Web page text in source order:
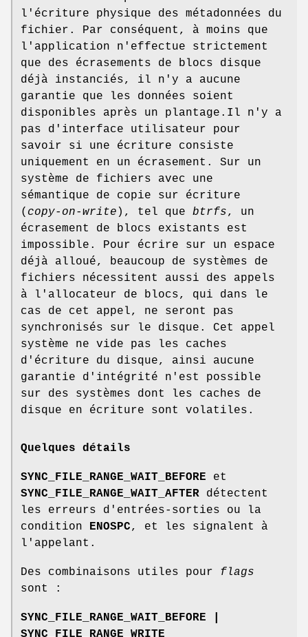
l'écriture physique des métadonnées du
fichier. Par conséquent, à moins que
l'application n'effectue strictement
que des écrasements de blocs disque
déjà instanciés, il n'y a aucune
garantie que les données soient
disponibles après un plantage.Il n'y a
pas d'interface utilisateur pour
savoir si une écriture consiste
uniquement en un écrasement. Sur un
système de fichiers avec une
sémantique de copie sur écriture
( copy-on-write ), tel que btrfs, un
écrasement de blocs existants est
impossible. Pour écrire sur un espace
déjà alloué, beaucoup de systèmes de
fichiers nécessitent aussi des appels
à l'allocateur de blocs, qui dans le
cas de cet appel, ne seront pas
synchronisés sur le disque. Cet appel
système ne vide pas les caches
d'écriture du disque, ainsi aucune
garantie d'intégrité n'est possible
sur des systèmes dont les caches de
disque en écriture sont volatiles.
Quelques détails
SYNC_FILE_RANGE_WAIT_BEFORE et
SYNC_FILE_RANGE_WAIT_AFTER détectent
les erreurs d'entrées-sorties ou la
condition ENOSPC, et les signalent à
l'appelant.
Des combinaisons utiles pour flags
sont :
SYNC_FILE_RANGE_WAIT_BEFORE |
SYNC_FILE_RANGE_WRITE